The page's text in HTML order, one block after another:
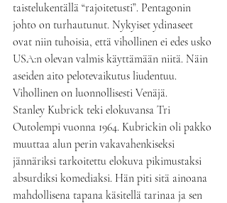
taistelukentällä “rajoitetusti”. Pentagonin
johto on turhautunut. Nykyiset ydinaseet
ovat niin tuhoisia, että vihollinen ei edes usko
USA:n olevan valmis käyttämään niitä. Näin
aseiden aito pelotevaikutus liudentuu.
Vihollinen on luonnollisesti Venäjä.
Stanley Kubrick teki elokuvansa Tri
Outolempi vuonna 1964. Kubrickin oli pakko
muuttaa alun perin vakavahenkiseksi
jännäriksi tarkoitettu elokuva pikimustaksi
absurdiksi komediaksi. Hän piti sitä ainoana
mahdollisena tapana käsitellä tarinaa ja sen